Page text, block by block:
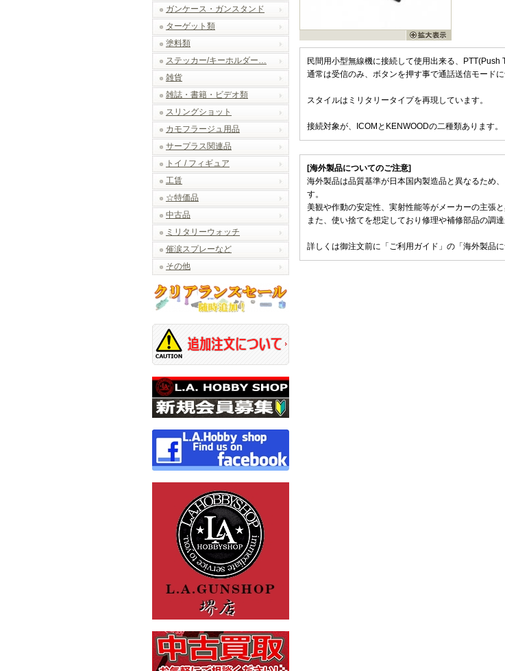
ガンケース・ガンスタンド
ターゲット類
塗料類
ステッカー/キーホルダー…
雑貨
雑誌・書籍・ビデオ類
スリングショット
カモフラージュ用品
サープラス関連品
トイ / フィギュア
工賃
☆特価品
中古品
ミリタリーウォッチ
催涙スプレーなど
その他
民間用小型無線機に接続して使用出来る、PTT(Push
通常は受信のみ、ボタンを押す事で通話送信モードに
スタイルはミリタリータイプを再現しています。
接続対象が、ICOMとKENWOODの二種類あります。
[海外製品についてのご注意]
海外製品は品質基準が日本国内製造品と異なるため
す。
美観や作動の安定性、実射性能等がメーカーの主張と
また、使い捨てを想定しており修理や補修部品の調
詳しくは御注文前に「ご利用ガイド」の「海外製品